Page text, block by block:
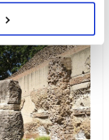
“Accetta tutti” presti
potrai revocare in